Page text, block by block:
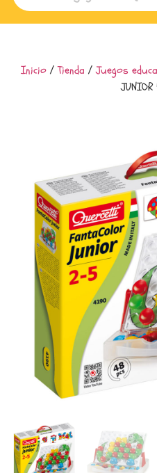
Inicio/Tienda /Juegos
JUNIOR